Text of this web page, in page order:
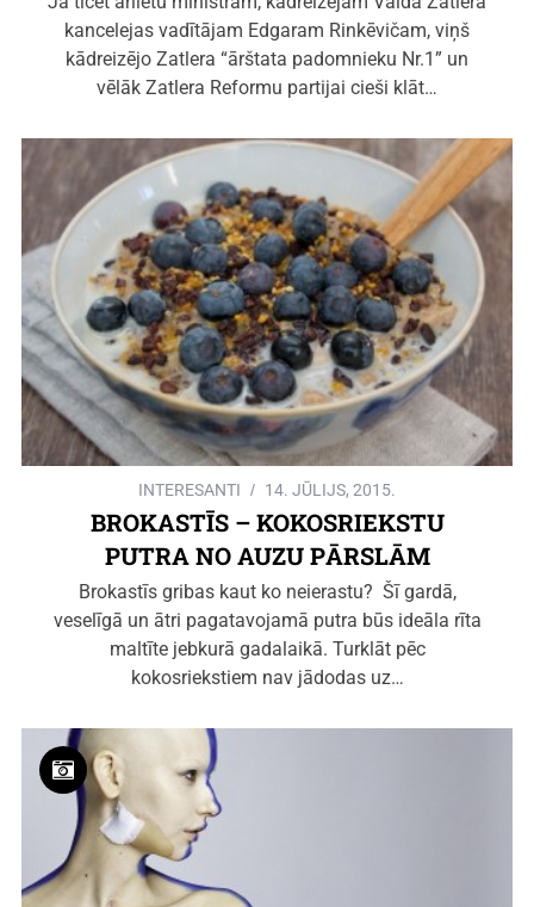
kancelejas vadītājam Edgaram Rinkēvičam, viņš
kādreizējo Zatlera “ārštata padomnieku Nr.1” un
vēlāk Zatlera Reformu partijai cieši klāt…
INTERESANTI 14. JŪLIJS, 2015.
BROKASTĪS – KOKOSRIEKSTU
PUTRA NO AUZU PĀRSLĀM
Brokastīs gribas kaut ko neierastu? Šī gardā,
veselīgā un ātri pagatavojamā putra būs ideāla rīta
maltīte jebkurā gadalaikā. Turklāt pēc
kokosriekstiem nav jādodas uz…